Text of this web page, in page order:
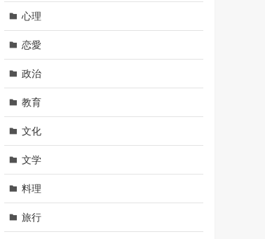
心理
恋愛
政治
教育
文化
文学
料理
旅行